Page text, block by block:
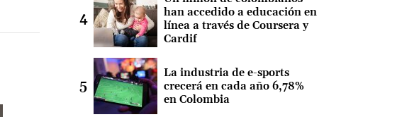
han accedido a educación en
línea a través de Coursera y
Cardif
La industria de e-sports
crecerá en cada año 6,78%
en Colombia